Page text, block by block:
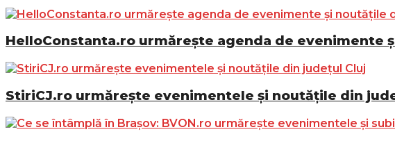
HelloConstanta.ro urmărește agenda de evenimente
StiriCJ.ro urmărește evenimentele și noutățile din